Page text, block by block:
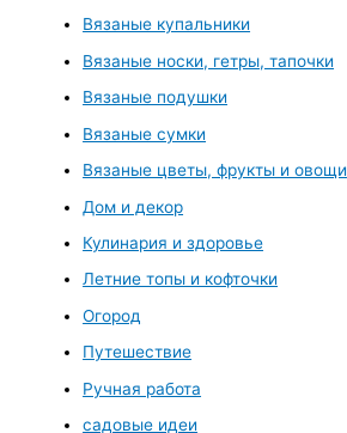
Вязаные купальники
Вязаные носки, гетры, тапочки
Вязаные подушки
Вязаные сумки
Вязаные цветы, фрукты и овощи
Дом и декор
Кулинария и здоровье
Летние топы и кофточки
Огород
Путешествие
Ручная работа
садовые идеи